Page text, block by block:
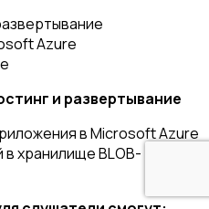
Azure
и развертывание
в Microsoft Azure
в хранилище BLOB-